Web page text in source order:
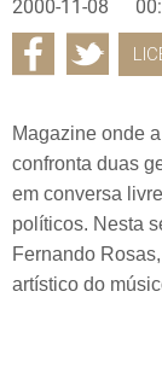
2000-11-08
Magazine onde
confronta duas
em conversa
políticos. Nesta
Fernando
artístico do